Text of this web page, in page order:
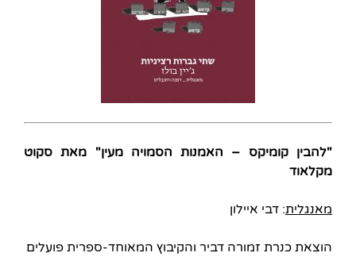
"להבין קומיקס – האמנות הסמויה מעין" מאת סקוט
מקלאוד
מאנגלית: דבי איילון
הוצאת כנרת זמורה דביר והקיבוץ המאוחד-ספרית פועלים